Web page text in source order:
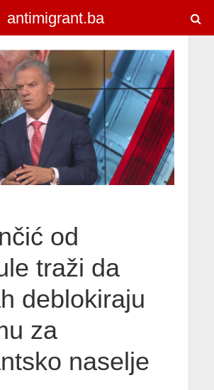
antimigrant.ba
od
traži da
deblokiraju
za
naselje